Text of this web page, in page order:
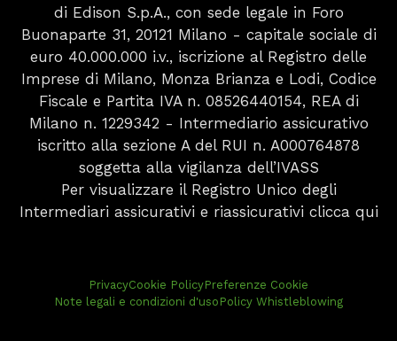
di Edison S.p.A., con sede legale in Foro
Buonaparte 31, 20121 Milano - capitale sociale di
euro 40.000.000 i.v., iscrizione al Registro delle
Imprese di Milano, Monza Brianza e Lodi, Codice
Fiscale e Partita IVA n. 08526440154, REA di
Milano n. 1229342 - Intermediario assicurativo
iscritto alla sezione A del RUI n. A000764878
soggetta alla vigilanza dell’IVASS
Per visualizzare il Registro Unico degli
Intermediari assicurativi e riassicurativi clicca qui
PrivacyCookie PolicyPreferenze Cookie
Note legali e condizioni d'uso Policy Whistleblowing